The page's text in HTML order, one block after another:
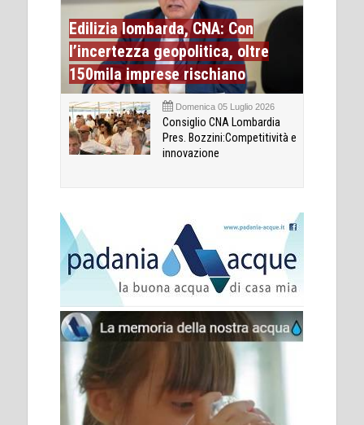
Edilizia lombarda, CNA: Con
l’incertezza geopolitica, oltre
150mila imprese rischiano
Domenica 05 Luglio 2026
Consiglio CNA Lombardia
Pres. Bozzini:Competitività e
innovazione